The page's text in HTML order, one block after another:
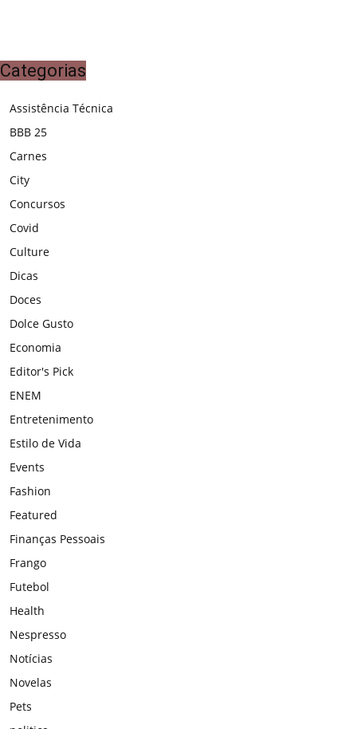
Categorias
Assistência Técnica
BBB 25
Carnes
City
Concursos
Covid
Culture
Dicas
Doces
Dolce Gusto
Economia
Editor's Pick
ENEM
Entretenimento
Estilo de Vida
Events
Fashion
Featured
Finanças Pessoais
Frango
Futebol
Health
Nespresso
Notícias
Novelas
Pets